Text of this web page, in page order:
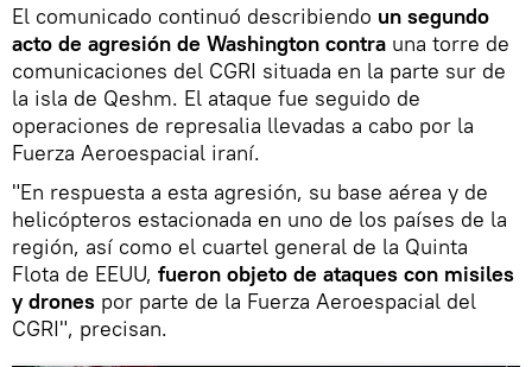
El comunicado continuó describiendo un segundo
acto de agresión de Washington contra una torre de
comunicaciones del CGRI situada en la parte sur de
la isla de Qeshm. El ataque fue seguido de
operaciones de represalia llevadas a cabo por la
Fuerza Aeroespacial iraní.
"En respuesta a esta agresión, su base aérea y de
helicópteros estacionada en uno de los países de la
región, así como el cuartel general de la Quinta
Flota de EEUU, fueron objeto de ataques con misiles
y drones por parte de la Fuerza Aeroespacial del
CGRI", precisan.